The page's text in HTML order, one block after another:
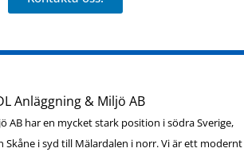
Anläggning & Miljö AB
AB har en mycket stark position i södra Sverige,
Skåne i syd till Mälardalen i norr. Vi är ett modernt